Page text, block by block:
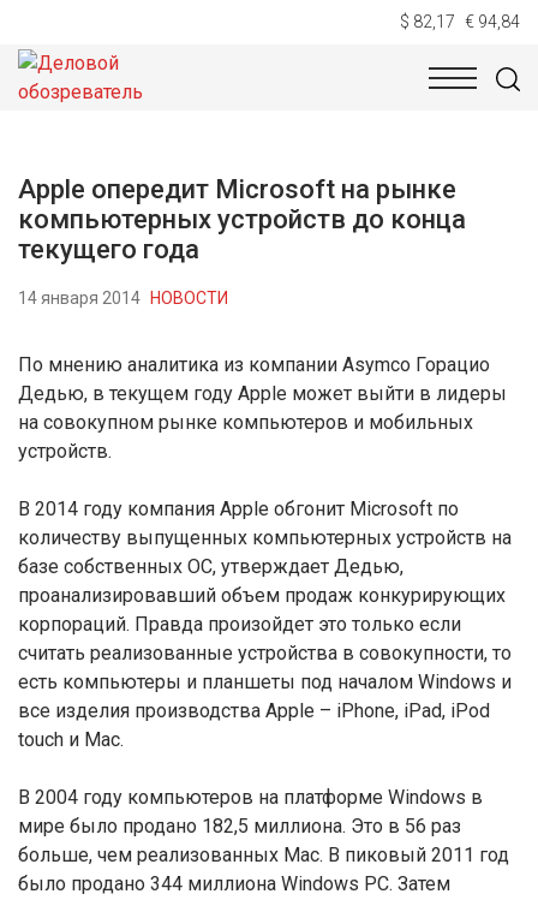
$ 82,17 € 94,84
НОВОСТИ
Apple опередит Microsoft на рынке
компьютерных устройств до конца
текущего года
14 января 2014 НОВОСТИ
По мнению аналитика из компании Asymco Горацио
Дедью, в текущем году Apple может выйти в лидеры
на совокупном рынке компьютеров и мобильных
устройств.
В 2014 году компания Apple обгонит Microsoft по
количеству выпущенных компьютерных устройств на
базе собственных ОС, утверждает Дедью,
проанализировавший объем продаж конкурирующих
корпораций. Правда произойдет это только если
считать реализованные устройства в совокупности, то
есть компьютеры и планшеты под началом Windows и
все изделия производства Apple – iPhone, iPad, iPod
touch и Mac.
В 2004 году компьютеров на платформе Windows в
мире было продано 182,5 миллиона. Это в 56 раз
больше, чем реализованных Mac. В пиковый 2011 год
было продано 344 миллиона Windows PC. Затем